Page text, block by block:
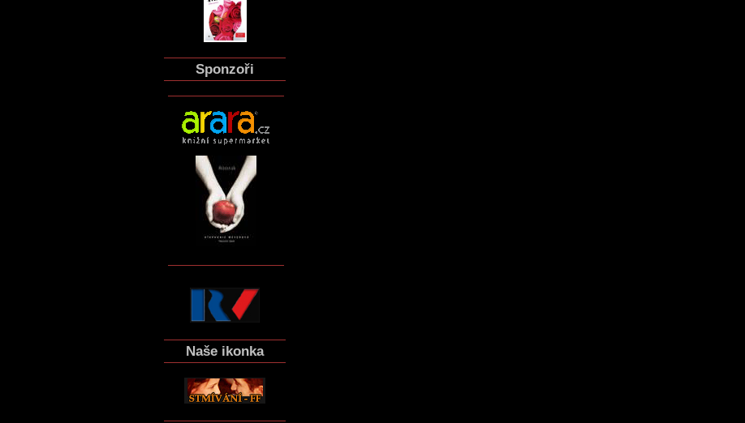
Sponzoři
Naše ikonka